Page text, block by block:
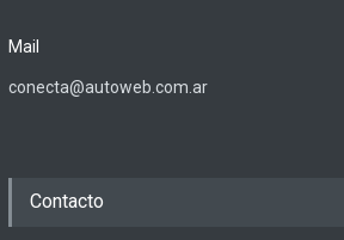
Mail
conecta@autoweb.com.ar
Contacto